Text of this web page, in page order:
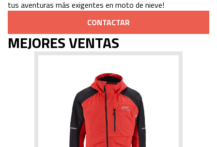
tus aventuras más exigentes en moto de nieve!
CONTACTAR
MEJORES VENTAS